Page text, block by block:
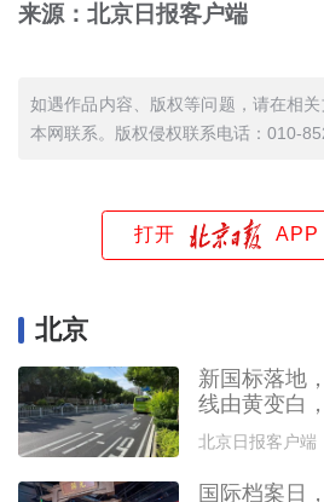
来源：北京日报客户端
如遇作品内容、版权等问题，请在相
本网联系。版权侵权联系电话：010-
打开 APP
北京
新国标落地
线由黄变白
北京日报客户端
国际档案日